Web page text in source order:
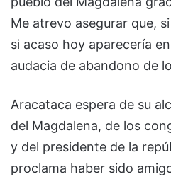
Me atrevo asegurar que,
si acaso hoy aparecería
audacia de abandono de
Aracataca espera de su
del Magdalena, de los
y del presidente de la
proclama haber sido